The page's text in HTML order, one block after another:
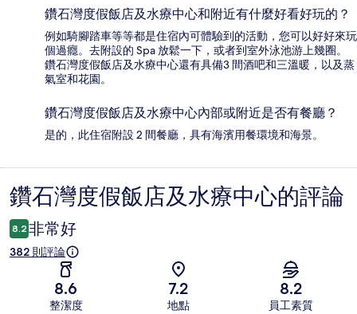
鑽石灣度假飯店及水療中心和附近有什麼好看好玩的？
例如騎腳踏車等等都是住宿內可體驗到的活動，您可以好好來玩
個過癮。去附設的 Spa 放鬆一下，或者到室外泳池游上幾圈。
鑽石灣度假飯店及水療中心還有具備3 間酒吧和三溫暖，以及蒸
氣室和花園。
鑽石灣度假飯店及水療中心內部或附近是否有餐廳？
是的，此住宿附設 2 間餐廳，具有海濱用餐環境和海景。
評
論
鑽石灣度假飯店及水療中心的評論
8.2 非常好
382 則評論
8.6
整潔度
7.2
地點
8.2
員工素質